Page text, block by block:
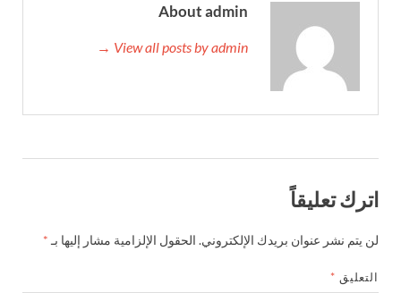
About admin
View all posts by admin →
اترك تعليقاً
لن يتم نشر عنوان بريدك الإلكتروني. الحقول الإلزامية مشار إليها بـ *
التعليق *